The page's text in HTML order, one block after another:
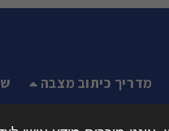
מדריך כיתוב מצבה